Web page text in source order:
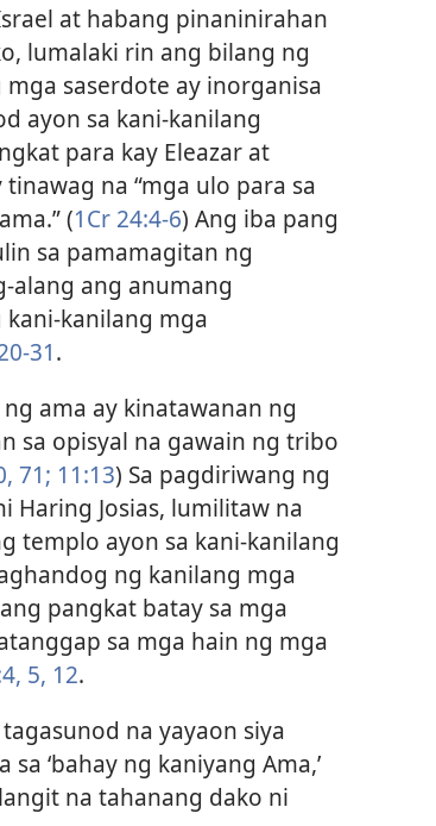
at habang pinaninirahan
lumalaki rin ang bilang ng
saserdote ay inorganisa
ayon sa kani-kanilang
para kay Eleazar at
na “mga ulo para sa
(1Cr 24:4-6) Ang iba pang
sa pamamagitan ng
alang ang anumang
kanilang mga
31.
ama ay kinatawanan ng
sa opisyal na gawain ng tribo
71; 11:13) Sa pagdiriwang ng
Haring Josias, lumilitaw na
templo ayon sa kani-kanilang
ng kanilang mga
pangkat batay sa mga
sa mga hain ng mga
5, 12.
na yayaon siya
‘bahay ng kaniyang Ama,’
na tahanang dako ni